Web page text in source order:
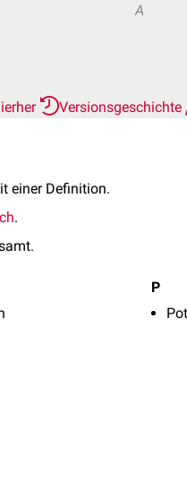
A
Versionsgeschichte
einer Definition.
.
P